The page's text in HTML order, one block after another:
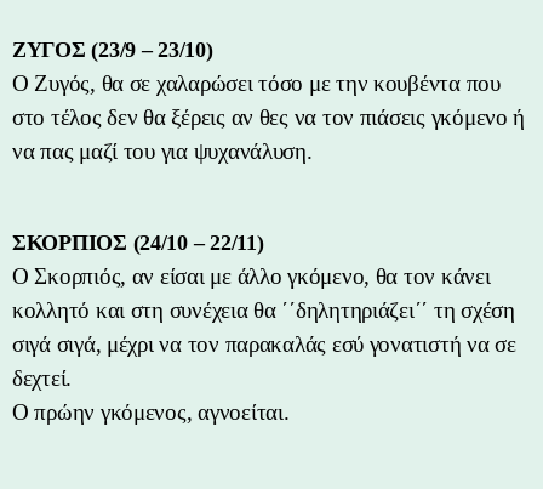
ΖΥΓΟΣ (23/9 – 23/10)
Ο Ζυγός, θα σε χαλαρώσει τόσο με την κουβέντα που
στο τέλος δεν θα ξέρεις αν θες να τον πιάσεις γκόμενο ή
να πας μαζί του για ψυχανάλυση.
ΣΚΟΡΠΙΟΣ (24/10 – 22/11)
Ο Σκορπιός, αν είσαι με άλλο γκόμενο, θα τον κάνει
κολλητό και στη συνέχεια θα ΄΄δηλητηριάζει΄΄ τη σχέση
σιγά σιγά, μέχρι να τον παρακαλάς εσύ γονατιστή να σε
δεχτεί.
Ο πρώην γκόμενος, αγνοείται.